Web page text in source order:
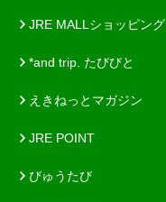
JRE MALLショッピング
*and trip. たびびと
えきねっとマガジン
JRE POINT
びゅうたび